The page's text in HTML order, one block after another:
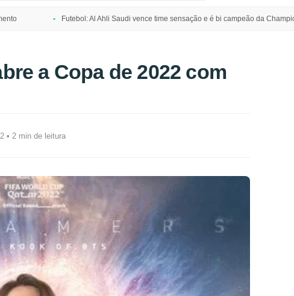
Futebol: Al Ahli Saudi vence time sensação e é bi campeão da
a Copa de 2022 com
• 2 min de leitura